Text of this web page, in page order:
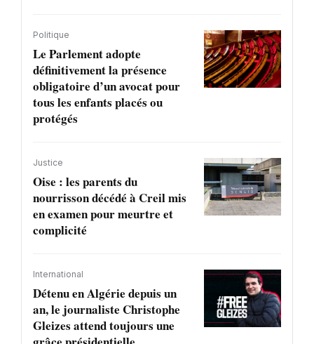
Politique
Le Parlement adopte
définitivement la présence
obligatoire d’un avocat pour
tous les enfants placés ou
protégés
Justice
Oise : les parents du
nourrisson décédé à Creil mis
en examen pour meurtre et
complicité
International
Détenu en Algérie depuis un
an, le journaliste Christophe
Gleizes attend toujours une